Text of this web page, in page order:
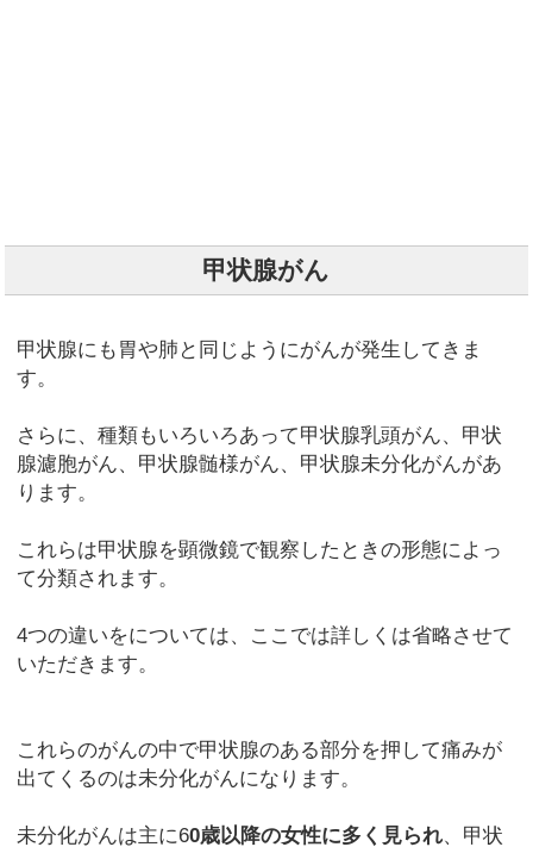
甲状腺がん
甲状腺にも胃や肺と同じようにがんが発生してきま
す。
さらに、種類もいろいろあって甲状腺乳頭がん、甲状
腺濾胞がん、甲状腺髄様がん、甲状腺未分化がんがあ
ります。
これらは甲状腺を顕微鏡で観察したときの形態によっ
て分類されます。
4つの違いをについては、ここでは詳しくは省略させて
いただきます。
これらのがんの中で甲状腺のある部分を押して痛みが
出てくるのは未分化がんになります。
未分化がんは主に60歳以降の女性に多く見られ、甲状